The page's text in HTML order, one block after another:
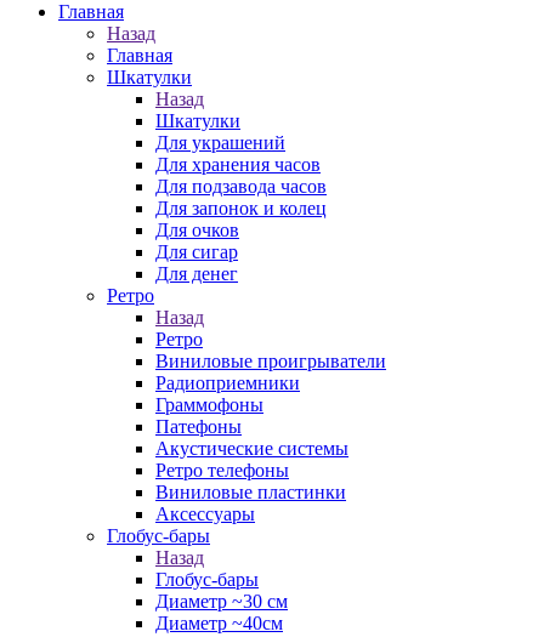
Главная
Назад
Главная
Шкатулки
Назад
Шкатулки
Для украшений
Для хранения часов
Для подзавода часов
Для запонок и колец
Для очков
Для сигар
Для денег
Ретро
Назад
Ретро
Виниловые проигрыватели
Радиоприемники
Граммофоны
Патефоны
Акустические системы
Ретро телефоны
Виниловые пластинки
Аксессуары
Глобус-бары
Назад
Глобус-бары
Диаметр ~30 см
Диаметр ~40см